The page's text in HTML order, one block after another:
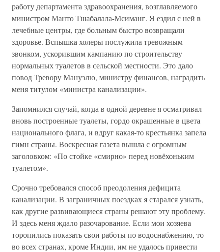
работу департамента здравоохранения, возглавляемого
министром Манто Тшабалала-Мсиманг. Я ездил с ней в
лечебные центры, где больным быстро возвращали
здоровье. Вспышка холеры послужила тревожным
звонком, ускорившим кампанию по строительству
нормальных туалетов в сельской местности. Это дало
повод Тревору Мануэлю, министру финансов, наградить
меня титулом «министра канализации».
Запомнился случай, когда в одной деревне я осматривал
вновь построенные туалеты, гордо окрашенные в цвета
национального флага, и вдруг какая-то крестьянка запела
гимн страны. Воскресная газета вышла с огромным
заголовком: «По стойке «смирно» перед новёхоньким
туалетом».
Срочно требовался способ преодоления дефицита
канализации. В заграничных поездках я старался узнать,
как другие развивающиеся страны решают эту проблему.
И здесь меня ждало разочарование. Если мои хозяева
торопились показать свои работы по водоснабжению, то
во всех странах, кроме Индии, им не удалось привести